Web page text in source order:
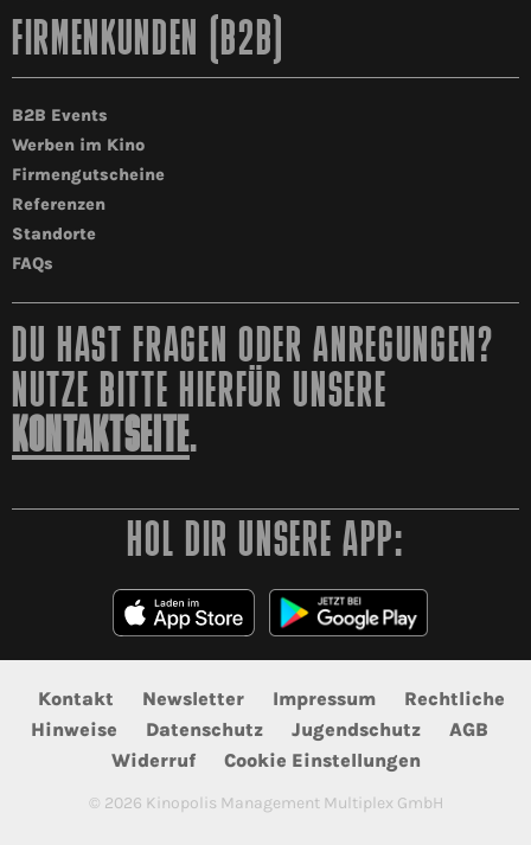
FIRMENKUNDEN (B2B)
B2B Events
Werben im Kino
Firmengutscheine
Referenzen
Standorte
FAQs
DU HAST FRAGEN ODER ANREGUNGEN?
NUTZE BITTE HIERFÜR UNSERE
KONTAKTSEITE.
HOL DIR UNSERE APP:
Kontakt Newsletter Impressum
Rechtliche
Hinweise
Datenschutz Jugendschutz
AGB
Widerruf
Cookie Einstellungen
© 2026 Kinopolis Management Multiplex GmbH